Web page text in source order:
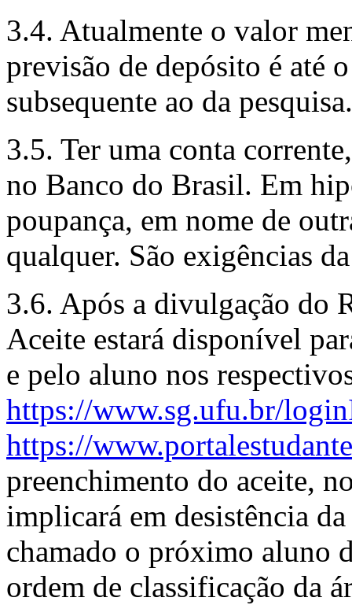
3.4. Atualmente o valor
previsão de depósito é até
subsequente ao da pesquisa.
3.5. Ter uma conta
no Banco do Brasil. Em
poupança, em nome de
qualquer. São exigências
3.6. Após a divulgação do
Aceite estará disponível
e pelo aluno nos
https://www.sg.ufu.br/
https://
preenchimento do aceite,
implicará em desistência
chamado o próximo aluno
ordem de classificação da